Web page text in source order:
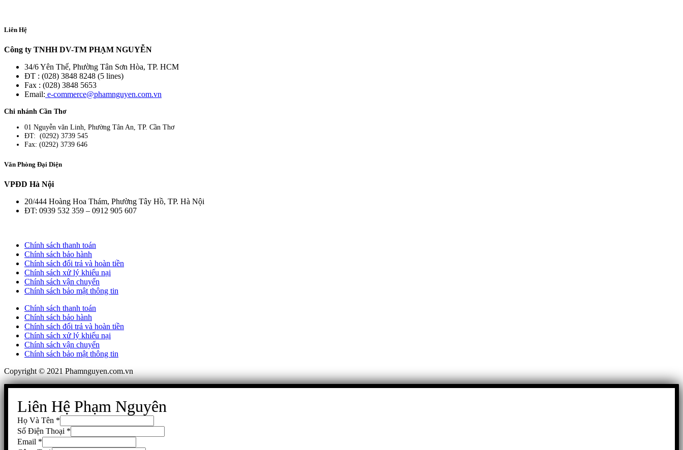
Liên Hệ
Công ty TNHH DV-TM PHẠM NGUYỄN
34/6 Yên Thế, Phường Tân Sơn Hòa, TP. HCM
ĐT : (028) 3848 8248 (5 lines)
Fax : (028) 3848 5653
Email: e-commerce@phamnguyen.com.vn
Chi nhánh Cần Thơ
01 Nguyễn văn Linh, Phường Tân An, TP. Cần Thơ
ĐT: (0292) 3739 545
Fax: (0292) 3739 646
Văn Phòng Đại Diện
VPĐD Hà Nội
20/444 Hoàng Hoa Thám, Phường Tây Hồ, TP. Hà Nội
ĐT: 0939 532 359 – 0912 905 607
Chính sách thanh toán
Chính sách bảo hành
Chính sách đổi trả và hoàn tiền
Chính sách xử lý khiếu nại
Chính sách vận chuyển
Chính sách bảo mật thông tin
Chính sách thanh toán
Chính sách bảo hành
Chính sách đổi trả và hoàn tiền
Chính sách xử lý khiếu nại
Chính sách vận chuyển
Chính sách bảo mật thông tin
Copyright © 2021 Phamnguyen.com.vn
Liên Hệ Phạm Nguyên
Họ Và Tên *
Số Điện Thoại *
Email *